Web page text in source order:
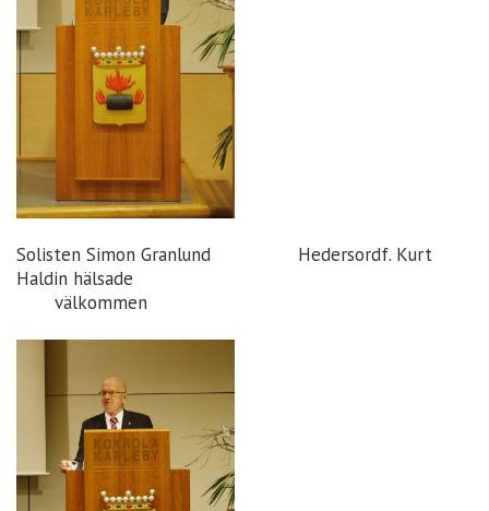
Solisten Simon Granlund Hedersordf. Kurt
Haldin hälsade
välkommen